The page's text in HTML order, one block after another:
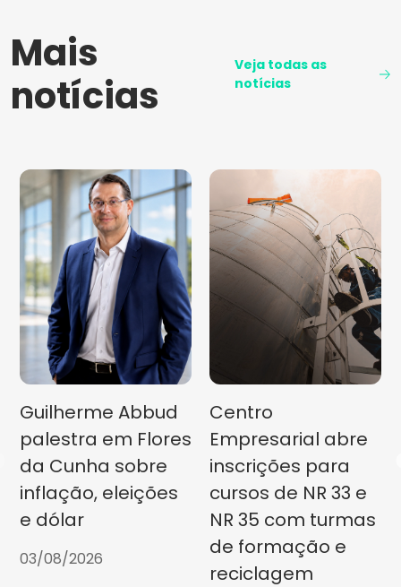
Mais
notícias
Veja todas as
notícias
Guilherme Abbud
palestra em Flores
da Cunha sobre
inflação, eleições
e dólar
03/08/2026
Centro
Empresarial abre
inscrições para
cursos de NR 33 e
NR 35 com turmas
de formação e
reciclagem